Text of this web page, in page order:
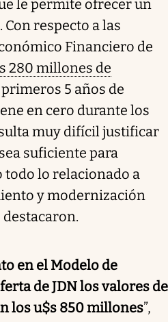
le permite ofrecer un
respecto a las
Financiero de
280 millones de
5 años de
en cero durante los
muy difícil justificar
suficiente para
lo relacionado a
y modernización
destacaron.
en el Modelo de
de JDN los valores de
los u$s 850 millones”,